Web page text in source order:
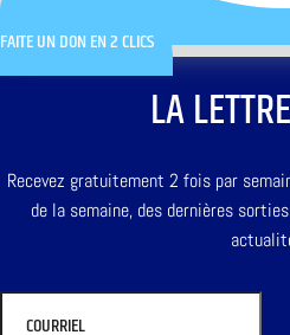
FAITE UN DON EN 2 CLICS
LA
Recevez gratuitement 2 fois par
de la semaine, des dernières